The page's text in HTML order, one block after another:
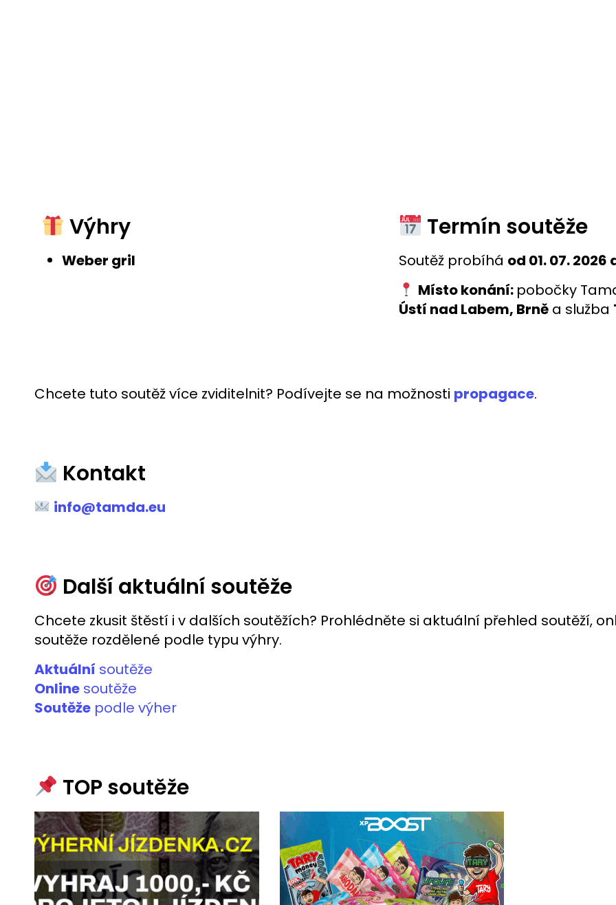
Výhry
Weber gril
Termín soutěže
Soutěž probíhá od 01. 07. 2026
Místo konání: pobočky
Ústí nad Labem, Brně a služba
Chcete tuto soutěž více zviditelnit? Podívejte se na možnosti propagace.
Kontakt
info@tamda.eu
Další aktuální soutěže
Chcete zkusit štěstí i v dalších soutěžích? Prohlédněte si aktuální přehled soutěží,
soutěže rozdělené podle typu výhry.
Aktuální soutěže
Online soutěže
Soutěže podle výher
TOP soutěže